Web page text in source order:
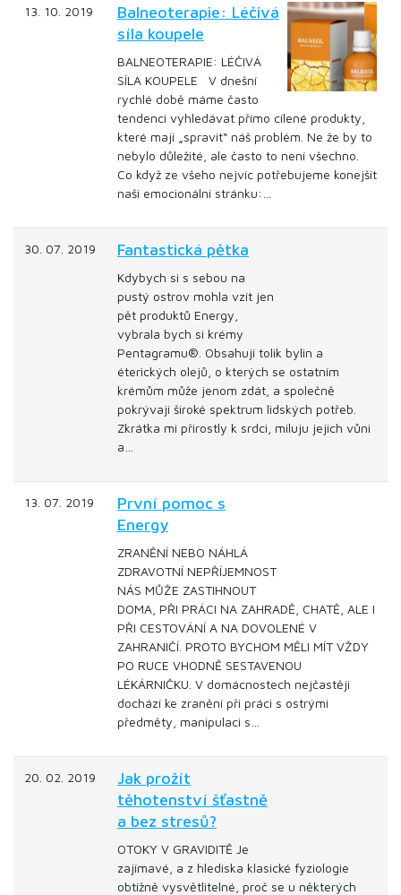
13. 10. 2019
Balneoterapie: Léčivá
síla koupele
BALNEOTERAPIE: LÉČIVÁ
SÍLA KOUPELE V dnešní
rychlé době máme často
tendenci vyhledávat přímo cílené produkty,
které mají „spravit“ náš problém. Ne že by to
nebylo důležité, ale často to není všechno.
Co když ze všeho nejvíc potřebujeme konejšit
naši emocionální stránku:…
30. 07. 2019 Fantastická pětka
Kdybych si s sebou na
pustý ostrov mohla vzít jen
pět produktů Energy,
vybrala bych si krémy
Pentagramu®. Obsahují tolik bylin a
éterických olejů, o kterých se ostatním
krémům může jenom zdát, a společně
pokrývají široké spektrum lidských potřeb.
Zkrátka mi přirostly k srdci, miluju jejich vůni
a…
13. 07. 2019
První pomoc s
Energy
ZRANĚNÍ NEBO NÁHLÁ
ZDRAVOTNÍ NEPŘÍJEMNOST
NÁS MŮŽE ZASTIHNOUT
DOMA, PŘI PRÁCI NA ZAHRADĚ, CHATĚ, ALE I
PŘI CESTOVÁNÍ A NA DOVOLENÉ V
ZAHRANIČÍ. PROTO BYCHOM MĚLI MÍT VŽDY
PO RUCE VHODNĚ SESTAVENOU
LÉKÁRNIČKU. V domácnostech nejčastěji
dochází ke zranění při práci s ostrými
předměty, manipulaci s…
20. 02. 2019
Jak prožít
těhotenství šťastně
a bez stresů?
OTOKY V GRAVIDITĚ Je
zajímavé, a z hlediska klasické fyziologie
obtížně vysvětlitelné, proč se u některých